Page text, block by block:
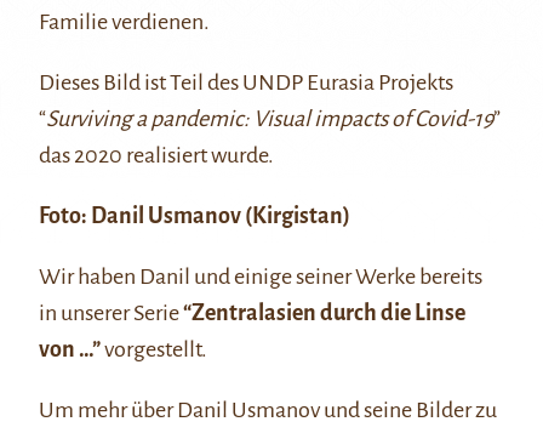
Familie verdienen.
Dieses Bild ist Teil des UNDP Eurasia Projekts
“Surviving a pandemic: Visual impacts of Covid-19”
das 2020 realisiert wurde.
Foto: Danil Usmanov (Kirgistan)
Wir haben Danil und einige seiner Werke bereits
in unserer Serie“Zentralasien durch die Linse
von …”vorgestellt.
Um mehr über Danil Usmanov und seine Bilder zu